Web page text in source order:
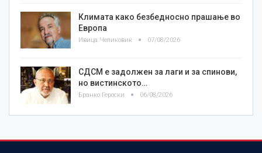
Климата како безбедносно прашање во
Европа
Ивица Челиковиќ 07/08/2026
СДСМ е задолжен за лаги и за спинови,
но вистинското…
Бранко Героски 06/08/2026